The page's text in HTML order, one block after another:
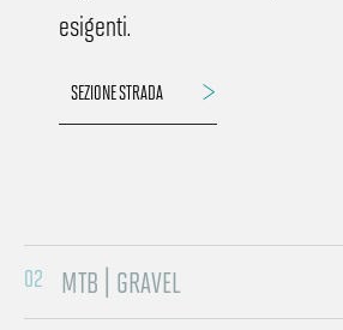
esigenti.
SEZIONE STRADA
02
MTB | GRAVEL